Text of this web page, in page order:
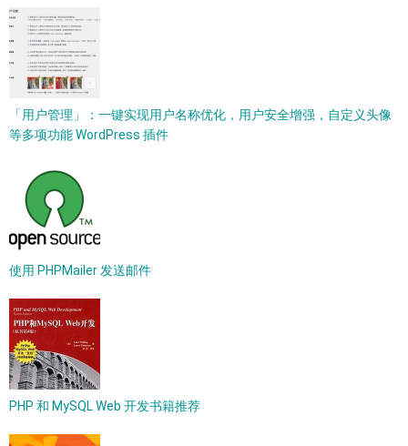
「用户管理」：一键实现用户名称优化，用户安全增强，自定义头像
等多项功能 WordPress 插件
使用 PHPMailer 发送邮件
PHP 和 MySQL Web 开发书籍推荐